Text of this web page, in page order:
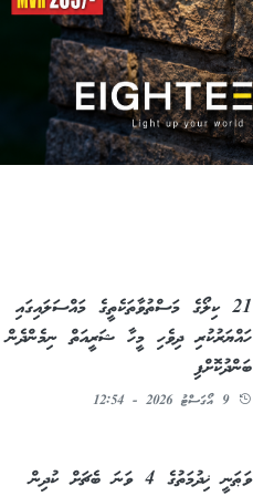
21 ކިލޯގެ މަސްތުވާތަކެތީގެ މައްސަލައިގައި
ހައްޔަރުކުރި ދިވެހި މީހާ ޝަރީއަތް ނިމެންދެން
ބަންދުކޮށްފި
9 އޯގަސްޓު 2026 - 12:54
ވަޠަނީ ޚިދުމަތުގެ 4 ވަނަ ބެޗަށް ކުދިން